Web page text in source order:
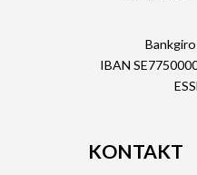
IBAN
KONTAKT